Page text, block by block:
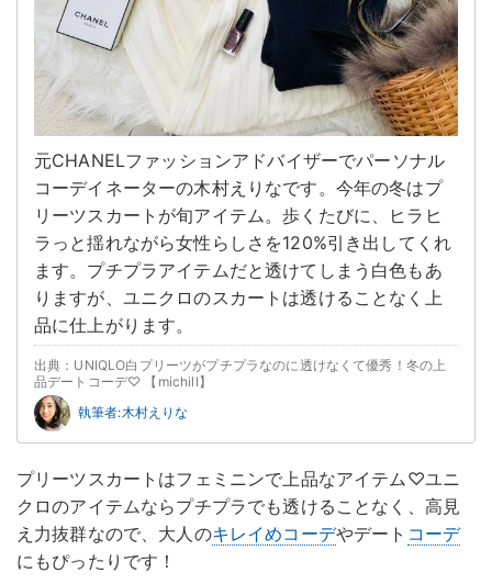
元CHANELファッションアドバイザーでパーソナル
コーデイネーターの木村えりなです。今年の冬はプ
リーツスカートが旬アイテム。歩くたびに、ヒラヒ
ラっと揺れながら女性らしさを120%引き出してくれ
ます。プチプラアイテムだと透けてしまう白色もあ
りますが、ユニクロのスカートは透けることなく上
品に仕上がります。
出典：UNIQLO白プリーツがプチプラなのに透けなくて優秀！冬の上
品デートコーデ♡ 【michill】
執筆者:木村えりな
プリーツスカートはフェミニンで上品なアイテム♡ユニ
クロのアイテムならプチプラでも透けることなく、高見
え力抜群なので、大人のキレイめコーデやデート コーデ
にもぴったりです！